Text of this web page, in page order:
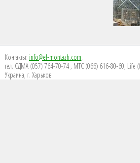
Контакты: info@el-montazh.com,
тел. СДМА (057) 764-70-74 , МТС (066) 616-80-60, Life
Украина, г. Харьков